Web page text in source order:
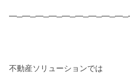
不動産ソリューションでは